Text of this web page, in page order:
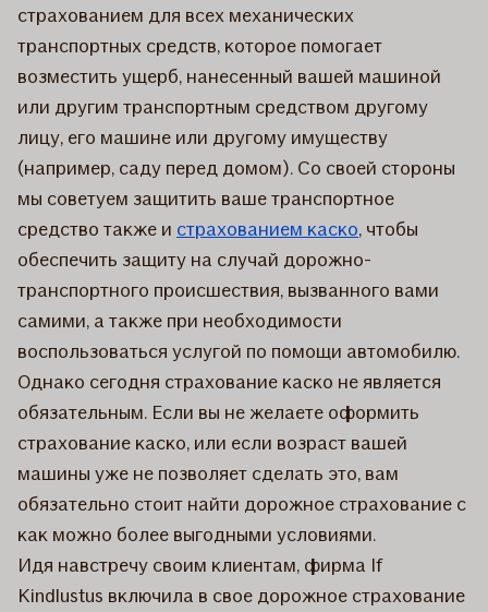
страхованием для всех механических
транспортных средств, которое помогает
возместить ущерб, нанесенный вашей машиной
или другим транспортным средством другому
лицу, его машине или другому имуществу
(например, саду перед домом). Со своей стороны
мы советуем защитить ваше транспортное
средство также и страхованием каско, чтобы
обеспечить защиту на случай дорожно-
транспортного происшествия, вызванного вами
самими, а также при необходимости
воспользоваться услугой по помощи автомобилю.
Однако сегодня страхование каско не является
обязательным. Если вы не желаете оформить
страхование каско, или если возраст вашей
машины уже не позволяет сделать это, вам
обязательно стоит найти дорожное страхование с
как можно более выгодными условиями.
Идя навстречу своим клиентам, фирма If
Kindlustus включила в свое дорожное страхование